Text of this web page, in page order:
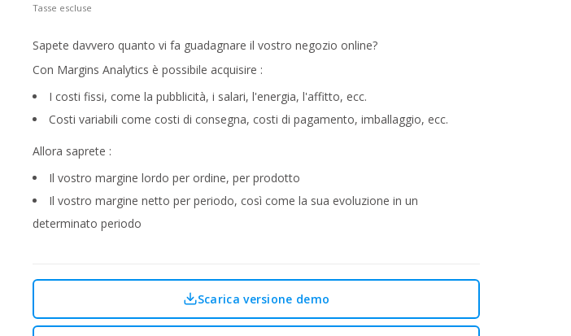
Tasse escluse
Sapete davvero quanto vi fa guadagnare il vostro negozio online?
Con Margins Analytics è possibile acquisire :
I costi fissi, come la pubblicità, i salari, l'energia, l'affitto, ecc.
Costi variabili come costi di consegna, costi di pagamento, imballaggio, ecc.
Allora saprete :
Il vostro margine lordo per ordine, per prodotto
Il vostro margine netto per periodo, così come la sua evoluzione in un
determinato periodo
Scarica versione demo